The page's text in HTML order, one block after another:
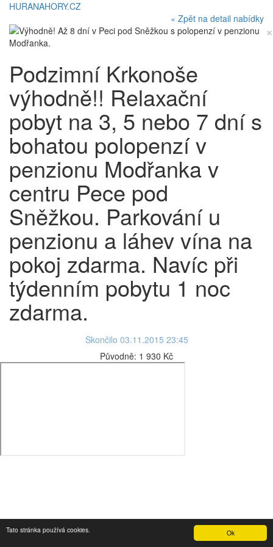
Ok
Tato stránka používá cookies.
HURANAHORY.CZ
« Zpět na detail nabídky
×
Podzimní Krkonoše
výhodně!! Relaxační
pobyt na 3, 5 nebo 7 dní s
bohatou polopenzí v
penzionu Modřanka v
centru Pece pod
Sněžkou. Parkování u
penzionu a láhev vína na
pokoj zdarma. Navíc při
týdenním pobytu 1 noc
zdarma.
Skončilo 03.11.2015 23:45
Původně: 1 930 Kč